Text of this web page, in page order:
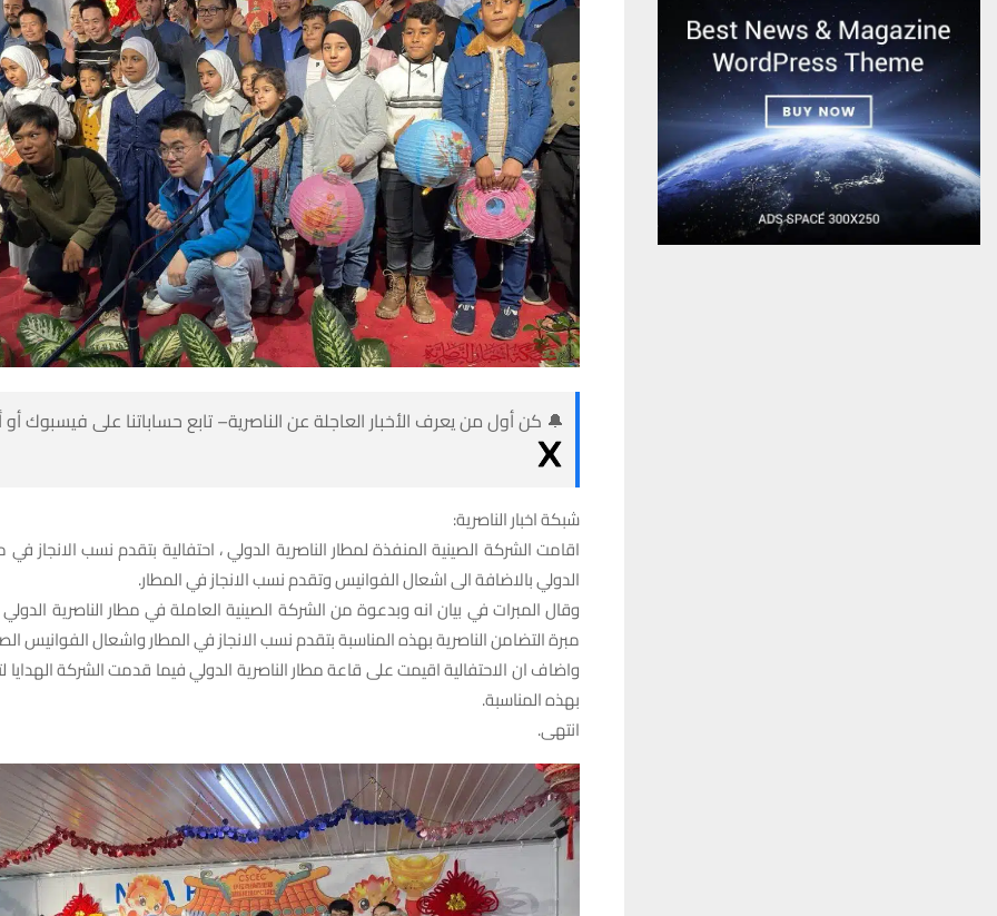
🔔 كن أول من يعرف الأخبار العاجلة عن الناصرية– تابع حساباتنا على فيسبوك
شبكة اخبار الناصرية:
اقامت الشركة الصينية المنفذة لمطار الناصرية الدولي ، احتفالية بتقدم نسب الانجاز في
الدولي بالاضافة الى اشعال الفوانيس وتقدم نسب الانجاز في المطار.
وقال المبرات في بيان انه وبدعوة من الشركة الصينية العاملة في مطار الناصرية
مبرة التضامن الناصرية بهذه المناسبة بتقدم نسب الانجاز في المطار واشعال الفوانيس
واضاف ان الاحتفالية اقيمت على قاعة مطار الناصرية الدولي فيما قدمت الشركة الهدايا
بهذه المناسبة.
انتهى.